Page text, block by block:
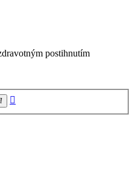
postihnutím
Hľadať